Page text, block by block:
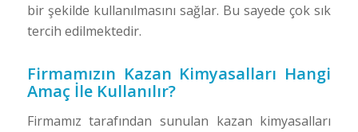
bir şekilde kullanılmasını sağlar. Bu sayede çok sık
tercih edilmektedir.
Firmamızın Kazan Kimyasalları Hangi
Amaç İle Kullanılır?
Firmamız tarafından sunulan kazan kimyasalları